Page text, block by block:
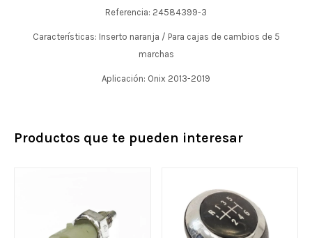
Referencia: 24584399-3
Características: Inserto naranja / Para cajas de cambios de 5
marchas
Aplicación: Onix 2013-2019
Productos que te pueden interesar